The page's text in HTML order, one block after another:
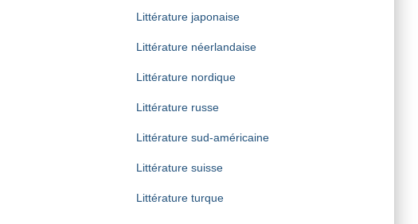
Littérature japonaise
Littérature néerlandaise
Littérature nordique
Littérature russe
Littérature sud-américaine
Littérature suisse
Littérature turque